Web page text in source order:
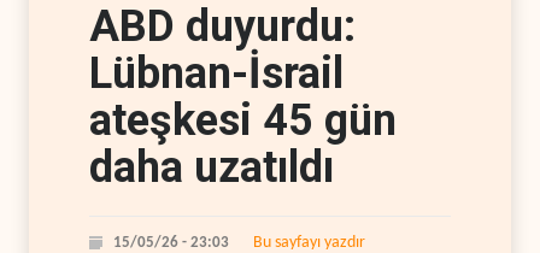
ABD duyurdu:
Lübnan-İsrail
ateşkesi 45 gün
daha uzatıldı
15/05/26 - 23:03 Bu sayfayı yazdır